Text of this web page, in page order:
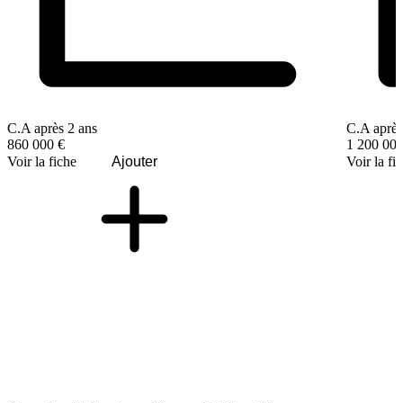
C.A après 2 ans
860 000 €
Voir la fiche
Ajouter
C.A
1 200
Voir la